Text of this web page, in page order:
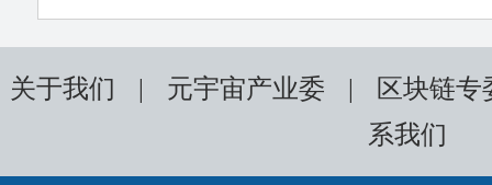
关于我们 | 元宇宙产业委 |
区块链专
系我们